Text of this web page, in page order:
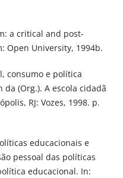
a critical and post-
Open University, 1994b.
consumo e política
da (Org.). A escola cidadã
RJ: Vozes, 1998. p.
educacionais e
pessoal das políticas
educacional. In: